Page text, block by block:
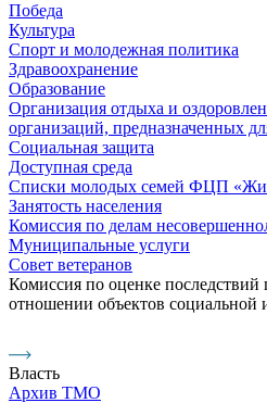
Победа
Культура
Спорт и молодежная политика
Здравоохранение
Образование
Организация отдыха и
организаций, предназначенных
Социальная защита
Доступная среда
Списки молодых семей ФЦП
Занятость населения
Комиссия по делам
Муниципальные услуги
Совет ветеранов
Комиссия по оценке последствий
отношении объектов социальной
Власть
Архив ТМО